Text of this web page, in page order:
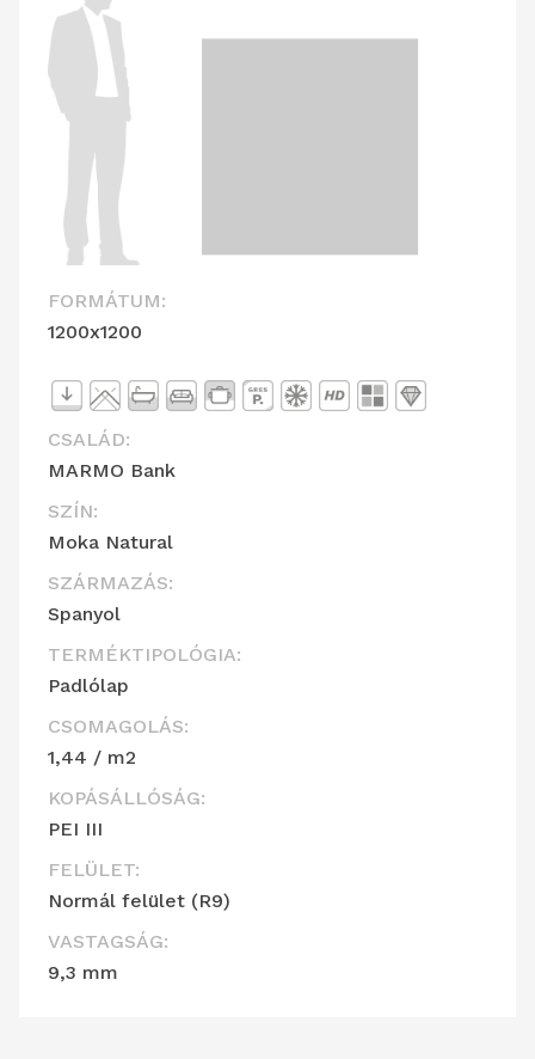
FORMÁTUM:
1200x1200
CSALÁD:
MARMO Bank
SZÍN:
Moka Natural
SZÁRMAZÁS:
Spanyol
TERMÉKTIPOLÓGIA:
Padlólap
CSOMAGOLÁS:
1,44 / m2
KOPÁSÁLLÓSÁG:
PEI III
FELÜLET:
Normál felület (R9)
VASTAGSÁG:
9,3 mm